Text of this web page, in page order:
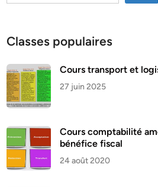
Classes populaires
Cours transport et
27 juin 2025
Cours comptabilité
bénéfice fiscal
24 août 2020